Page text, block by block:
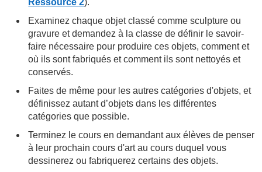
Ressource 2).
Examinez chaque objet classé comme sculpture ou
gravure et demandez à la classe de définir le savoir-
faire nécessaire pour produire ces objets, comment et
où ils sont fabriqués et comment ils sont nettoyés et
conservés.
Faites de même pour les autres catégories d'objets, et
définissez autant d’objets dans les différentes
catégories que possible.
Terminez le cours en demandant aux élèves de penser
à leur prochain cours d'art au cours duquel vous
dessinerez ou fabriquerez certains des objets.